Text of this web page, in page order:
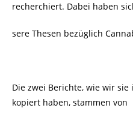
recherchiert. Dabei haben
sere Thesen bezüglich
Die zwei Berichte, wie wir
kopiert haben, stammen von